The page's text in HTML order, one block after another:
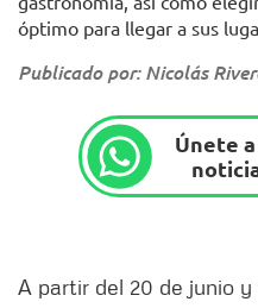
óptimo para llegar a sus
Publicado por: Nicolás
Únete
A partir del 20 de junio y